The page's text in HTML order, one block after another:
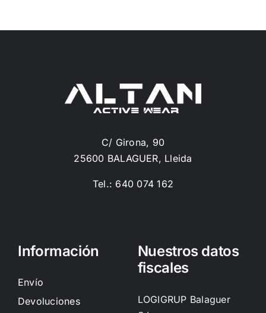
C/ Girona, 90
25600 BALAGUER, Lleida
Tel.: 640 074 162
Información
Envío
Devoluciones
Nuestros datos
fiscales
LOGIGRUP Balaguer